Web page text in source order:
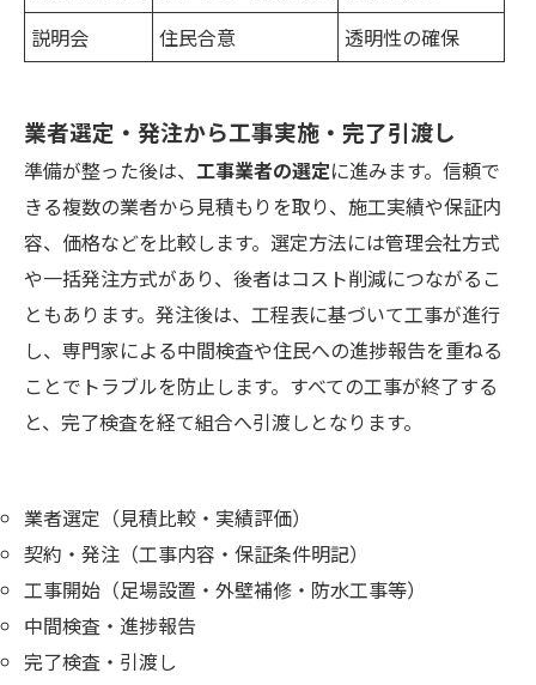
説明会
住民合意 透明性の確保
業者選定・発注から工事実施・完了引渡し
準備が整った後は、 工事業者の選定に進みます。信頼で
きる複数の業者から見積もりを取り、施工実績や保証内
容、価格などを比較します。選定方法には管理会社方式
や一括発注方式があり、後者はコスト削減につながるこ
ともあります。発注後は、工程表に基づいて工事が進行
し、専門家による中間検査や住民への進捗報告を重ねる
ことでトラブルを防止します。すべての工事が終了する
と、完了検査を経て組合へ引渡しとなります。
業者選定（見積比較・実績評価）
契約・発注（工事内容・保証条件明記）
工事開始（足場設置・外壁補修・防水工事等）
中間検査・進捗報告
完了検査・引渡し